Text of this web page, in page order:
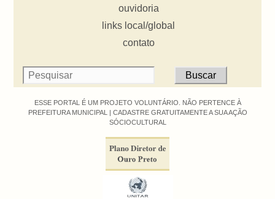
ouvidoria
links local/global
contato
ESSE PORTAL É UM PROJETO VOLUNTÁRIO. NÃO PERTENCE À
PREFEITURA MUNICIPAL | CADASTRE GRATUITAMENTE A SUA AÇÃO
SÓCIOCULTURAL